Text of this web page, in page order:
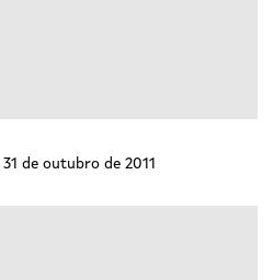
de outubro de 2011